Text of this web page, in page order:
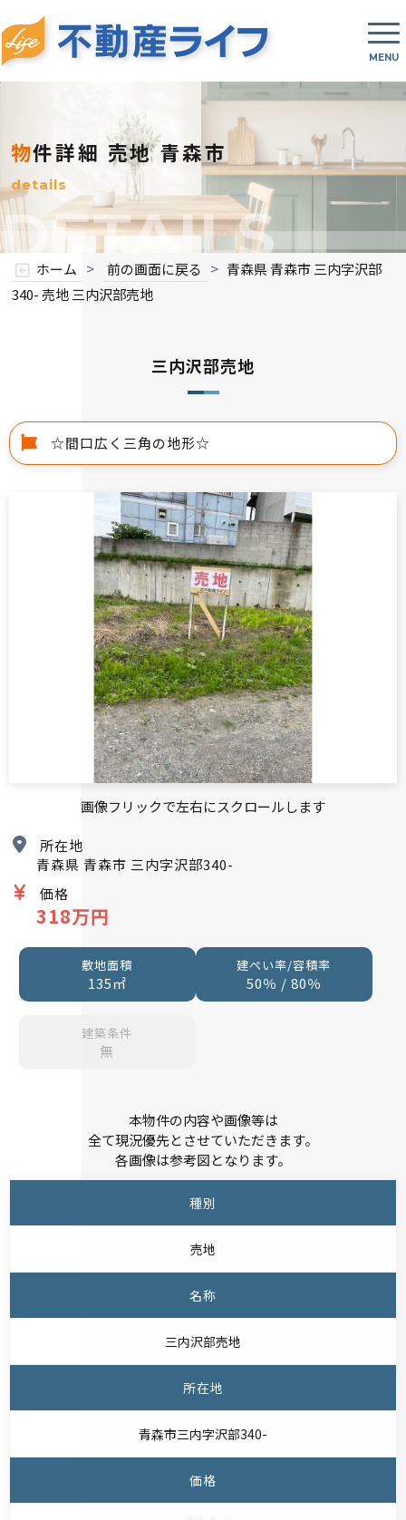
物件詳細 売地 青森市
details
DETAILS
ホーム > 前の画面に戻る > 青森県 青森市 三内字沢部
340- 売地 三内沢部売地
三内沢部売地
☆間口広く三角の地形☆
所在地
青森県 青森市 三内字沢部340-
価格
318万円
敷地面積
135㎡
建ぺい率/容積率
50％ / 80％
建築条件
無
画像フリックで左右にスクロールします
本物件の内容や画像等は
全て現況優先とさせていただきます。
各画像は参考図となります。
種別
売地
名称
三内沢部売地
所在地
青森市三内字沢部340-
価格